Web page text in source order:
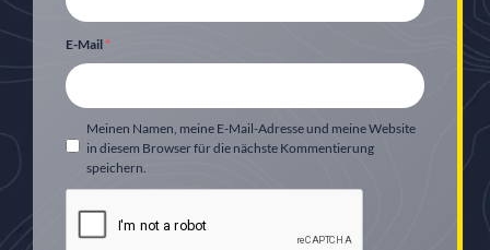
E-Mail*
Meinen Namen, meine E-Mail-Adresse und meine Website
in diesem Browser für die nächste Kommentierung
speichern.